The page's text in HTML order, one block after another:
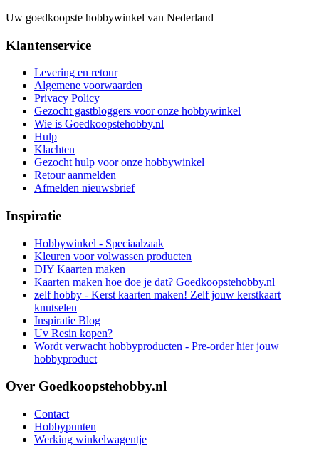
Uw goedkoopste hobbywinkel van Nederland
Klantenservice
Levering en retour
Algemene voorwaarden
Privacy Policy
Gezocht gastbloggers voor onze hobbywinkel
Wie is Goedkoopstehobby.nl
Hulp
Klachten
Gezocht hulp voor onze hobbywinkel
Retour aanmelden
Afmelden nieuwsbrief
Inspiratie
Hobbywinkel - Speciaalzaak
Kleuren voor volwassen producten
DIY Kaarten maken
Kaarten maken hoe doe je dat? Goedkoopstehobby.nl
zelf hobby - Kerst kaarten maken! Zelf jouw kerstkaart
knutselen
Inspiratie Blog
Uv Resin kopen?
Wordt verwacht hobbyproducten - Pre-order hier jouw
hobbyproduct
Over Goedkoopstehobby.nl
Contact
Hobbypunten
Werking winkelwagentje